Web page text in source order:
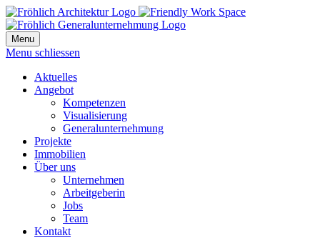
Menu
Menu schliessen
Aktuelles
Angebot
Kompetenzen
Visualisierung
Generalunternehmung
Projekte
Immobilien
Über uns
Unternehmen
Arbeitgeberin
Jobs
Team
Kontakt